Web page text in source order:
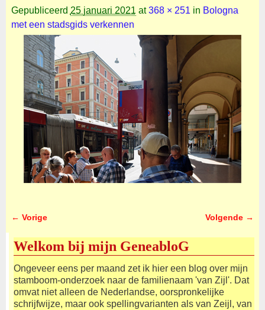
Gepubliceerd 25 januari 2021 at368 × 251 in Bologna
met een stadsgids verkennen
← Vorige Volgende →
Welkom bij mijn GeneabloG
Ongeveer eens per maand zet ik hier een blog over mijn
stamboom-onderzoek naar de familienaam 'van Zijl'. Dat
omvat niet alleen de Nederlandse, oorspronkelijke
schrijfwijze, maar ook spellingvarianten als van Zeijl, van